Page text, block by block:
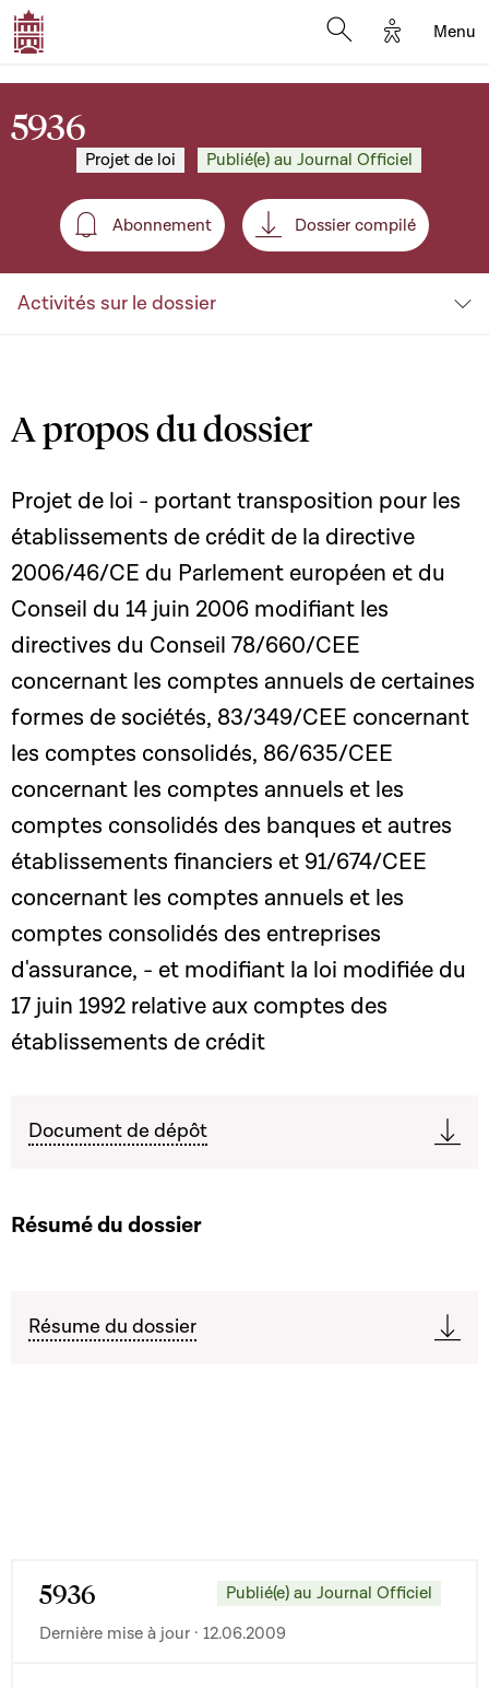
Options
Menu
5936
Projet de loi Publié(e) au Journal Officiel
Abonnement
Abonnement Dossier compilé
Activités sur le dossier
A propos du dossier
Projet de loi - portant transposition pour les
établissements de crédit de la directive
2006/46/CE du Parlement européen et du
Conseil du 14 juin 2006 modifiant les
directives du Conseil 78/660/CEE
concernant les comptes annuels de certaines
formes de sociétés, 83/349/CEE concernant
les comptes consolidés, 86/635/CEE
concernant les comptes annuels et les
comptes consolidés des banques et autres
établissements financiers et 91/674/CEE
concernant les comptes annuels et les
comptes consolidés des entreprises
d'assurance, - et modifiant la loi modifiée du
17 juin 1992 relative aux comptes des
établissements de crédit
Document de dépôt
Résumé du dossier
Résume du dossier
5936
Publié(e) au Journal Officiel
Dernière mise à jour · 12.06.2009